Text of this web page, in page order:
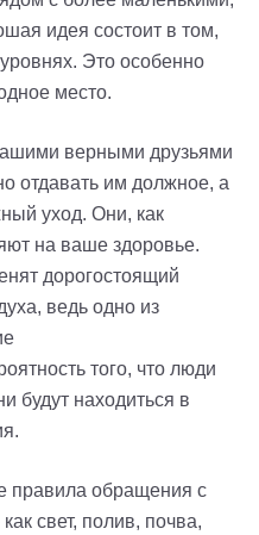
идея состоит в том,
Это особенно
место.
верными друзьями
отдавать им должное, а
уход. Они, как
на ваше здоровье.
дорогостоящий
ведь одно из
того, что люди
будут находиться в
правила обращения с
свет, полив, почва,